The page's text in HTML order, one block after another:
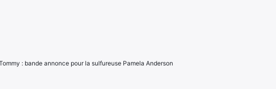
: bande annonce pour la sulfureuse Pamela Anderson